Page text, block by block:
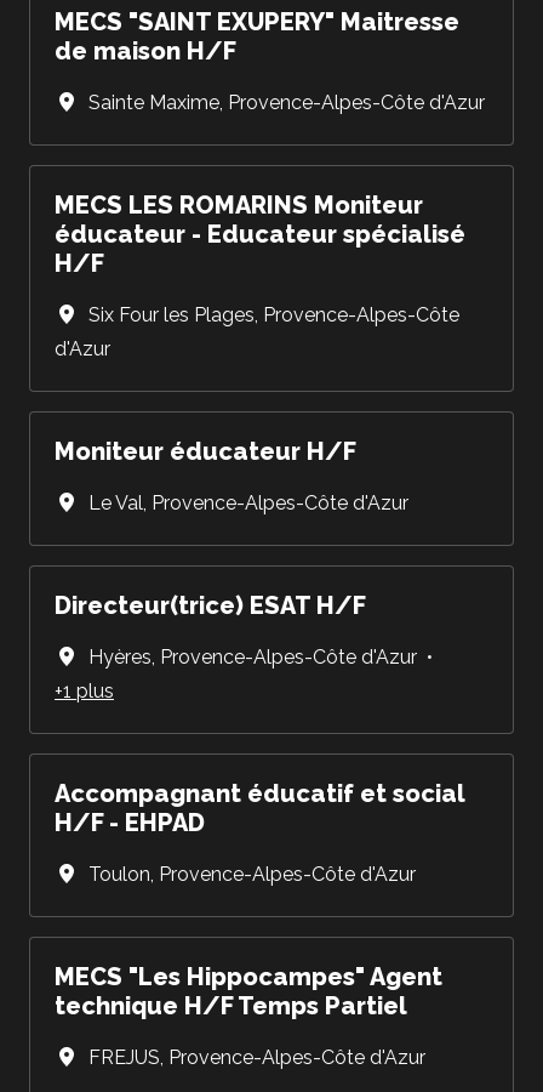
MECS "SAINT EXUPERY" Maitresse
de maison H/F
Sainte Maxime, Provence-Alpes-Côte d'Azur
MECS LES ROMARINS Moniteur
éducateur - Educateur spécialisé
H/F
Six Four les Plages, Provence-Alpes-Côte
d'Azur
Moniteur éducateur H/F
Le Val, Provence-Alpes-Côte d'Azur
Directeur(trice) ESAT H/F
Hyères, Provence-Alpes-Côte d'Azur •
+1 plus
Accompagnant éducatif et social
H/F - EHPAD
Toulon, Provence-Alpes-Côte d'Azur
MECS "Les Hippocampes" Agent
technique H/F Temps Partiel
FREJUS, Provence-Alpes-Côte d'Azur